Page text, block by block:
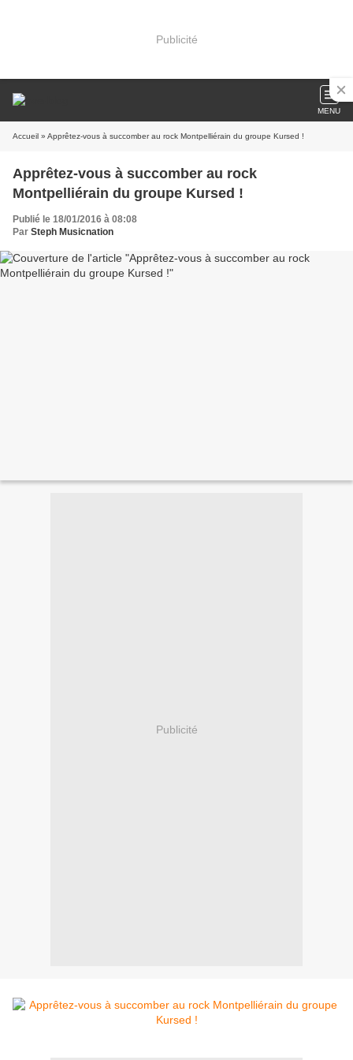
Publicité
MENU
Accueil » Apprêtez-vous à succomber au rock Montpelliérain du groupe Kursed !
Apprêtez-vous à succomber au rock
Montpelliérain du groupe Kursed !
Publié le 18/01/2016 à 08:08
Par Steph Musicnation
Publicité